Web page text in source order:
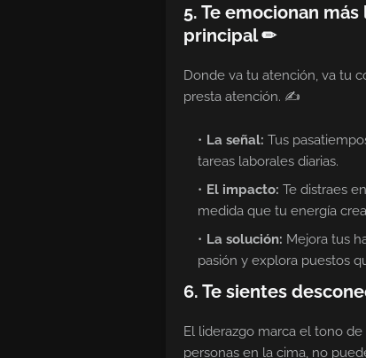
5. Te emocionan
principal ✏
Donde va tu atención, va tu
presta atención. ✍
La señal: Tus
tareas laborales diarias.
El impacto: Te distraes
medida que tu energía
La solución: Mejora tus
pasión y explora puestos
6. Te sientes
El liderazgo marca el tono
personas en la cima, no